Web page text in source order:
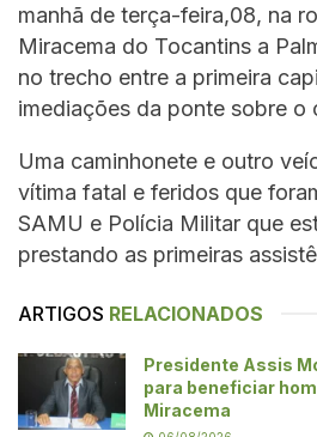
manhã de terça-feira,08, na
Miracema do Tocantins a
no trecho entre a primeira
imediações da ponte sobre o
Uma caminhonete e outro
vítima fatal e feridos que
SAMU e Polícia Militar que
prestando as primeiras
ARTIGOS RELACIONADOS
Presidente Assis
para beneficiar
Miracema